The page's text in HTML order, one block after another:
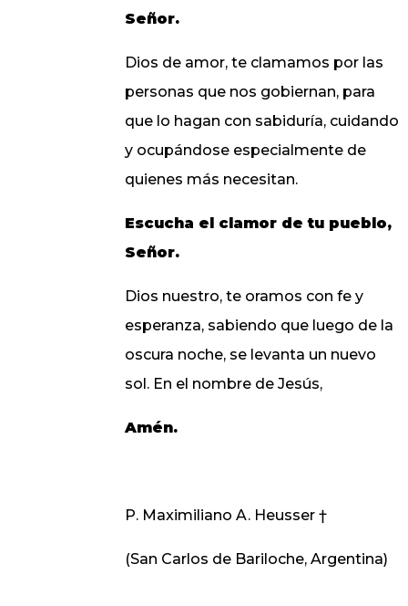
Señor.
Dios de amor, te clamamos por las
personas que nos gobiernan, para
que lo hagan con sabiduría, cuidando
y ocupándose especialmente de
quienes más necesitan.
Escucha el clamor de tu pueblo,
Señor.
Dios nuestro, te oramos con fe y
esperanza, sabiendo que luego de la
oscura noche, se levanta un nuevo
sol. En el nombre de Jesús,
Amén.
P. Maximiliano A. Heusser †
(San Carlos de Bariloche, Argentina)